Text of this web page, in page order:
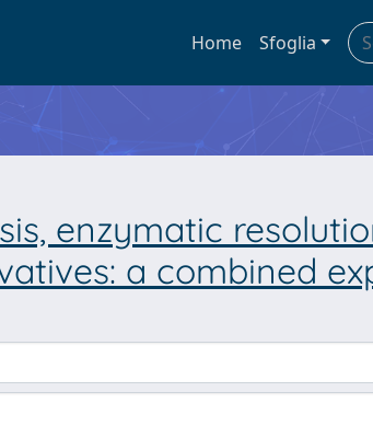
Home Sfoglia
enzymatic
a combined